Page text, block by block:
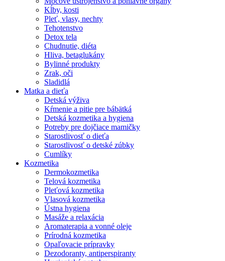
Kĺby, kosti
Pleť, vlasy, nechty
Tehotenstvo
Detox tela
Chudnutie, diéta
Hliva, betaglukány
Bylinné produkty
Zrak, oči
Sladidlá
Matka a dieťa
Detská výživa
Kŕmenie a pitie pre bábätká
Detská kozmetika a hygiena
Potreby pre dojčiace mamičky
Starostlivosť o dieťa
Starostlivosť o detské zúbky
Cumlíky
Kozmetika
Dermokozmetika
Telová kozmetika
Pleťová kozmetika
Vlasová kozmetika
Ústna hygiena
Masáže a relaxácia
Aromaterapia a vonné oleje
Prírodná kozmetika
Opaľovacie prípravky
Dezodoranty, antiperspiranty